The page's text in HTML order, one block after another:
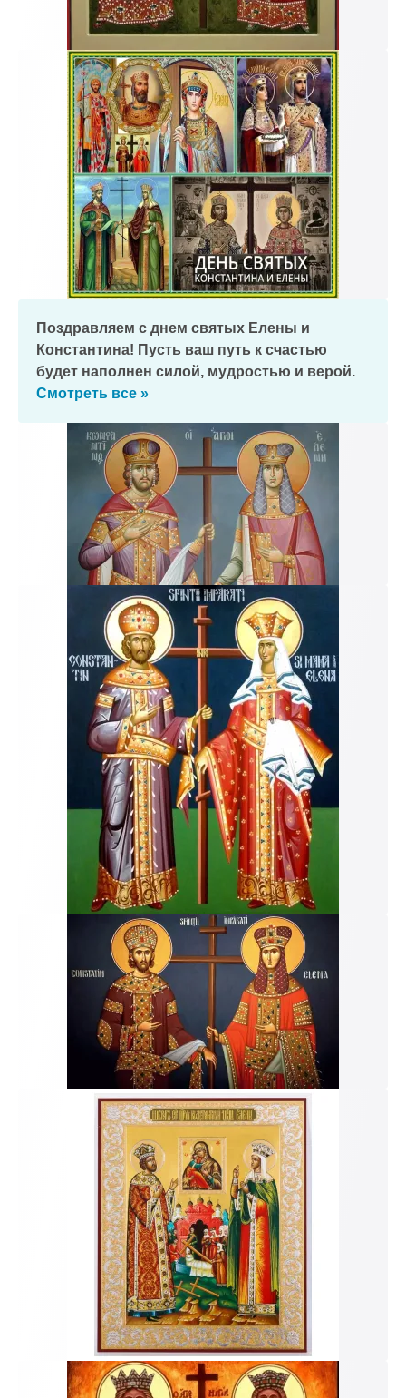
Поздравляем с днем святых Елены и
Константина! Пусть ваш путь к счастью
будет наполнен силой, мудростью и верой.
Смотреть все »